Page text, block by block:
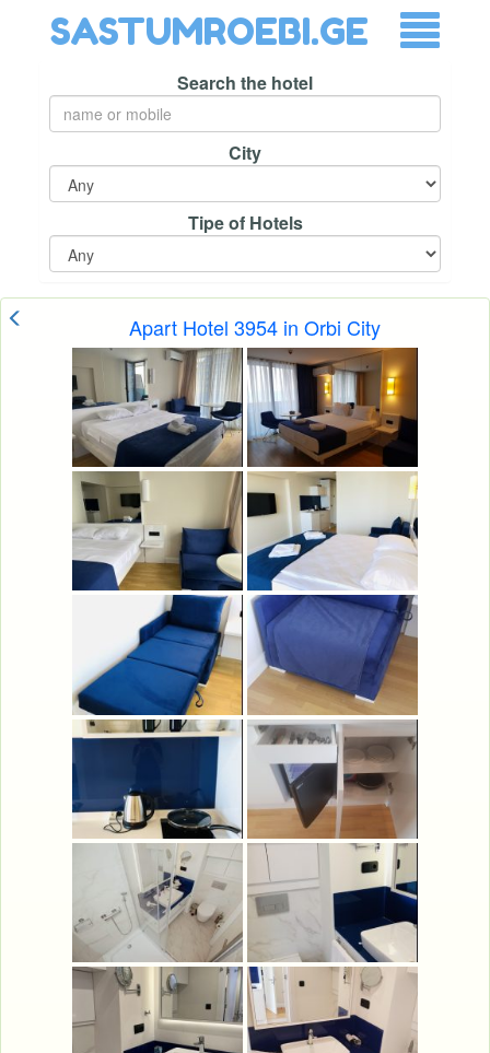
SASTUMROEBI.GE
Search the hotel
City
Tipe of Hotels
Apart Hotel 3954 in Orbi City